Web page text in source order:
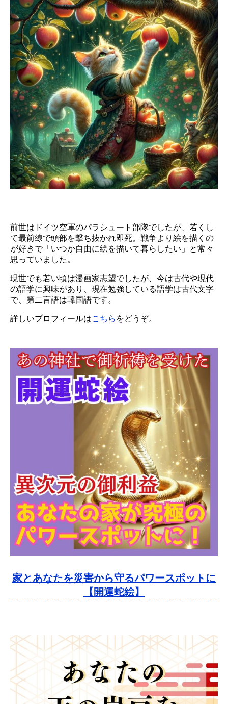
前世はドイツ空軍のパラシュート部隊でしたが、若くし
て最前線で頭部を撃ち抜かれ即死。戦争より絵を描くの
が好きで「いつか自由に絵を描いて暮らしたい」と常々
思っていました。
現世でも若い頃は漫画家志望でしたが、今は古代や現代
の語学に興味があり、現在勉強している語学は古代文字
で、第二言語は韓国語です。
詳しいプロフィールはこちら をどうぞ。
家とあなたを災害から守るパワースポットに
【開運蛇絵】